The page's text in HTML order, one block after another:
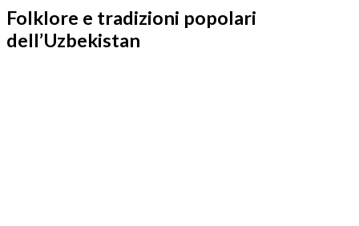
Folklore e tradizioni popolari
dell’Uzbekistan